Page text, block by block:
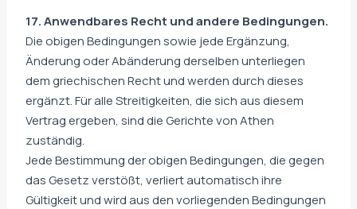
17. Anwendbares Recht und andere Bedingungen.
Die obigen Bedingungen sowie jede Ergänzung,
Änderung oder Abänderung derselben unterliegen
dem griechischen Recht und werden durch dieses
ergänzt. Für alle Streitigkeiten, die sich aus diesem
Vertrag ergeben, sind die Gerichte von Athen
zuständig.
Jede Bestimmung der obigen Bedingungen, die gegen
das Gesetz verstößt, verliert automatisch ihre
Gültigkeit und wird aus den vorliegenden Bedingungen